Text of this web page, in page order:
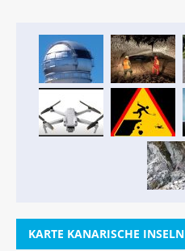
KARTE KANARISCHE INSELN